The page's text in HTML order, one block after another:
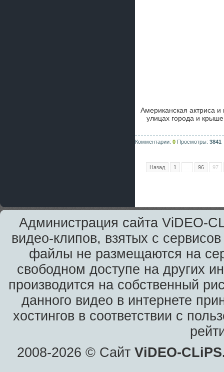
Американская актриса
улицах города и
Комментарии: 0 Просмотры: 3841
Назад 1 96 97
Администрация сайта ViDEO-
видео-клипов, взятых с
файлы не размещаются на
свободном доступе на других
производится на собственный
данного видео в интернете
хостингов в соответствии с
2008-2026 © Сайт ViDEO-